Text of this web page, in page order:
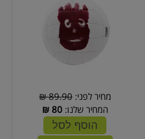
מחיר לפני:89.90 ₪
המחיר שלנו:80
₪
הוסף לסל